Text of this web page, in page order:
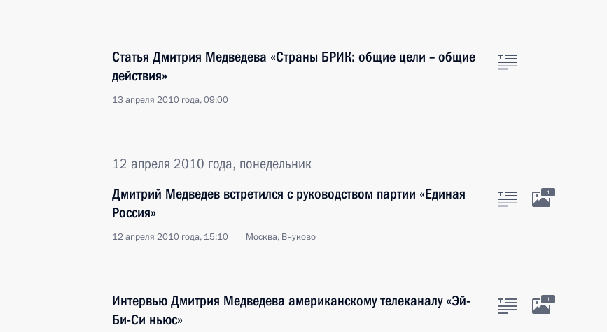
Статья Дмитрия Медведева «Страны БРИК: общие цели – общие
действия»
13 апреля 2010 года, 09:00
12 апреля 2010 года, понедельник
Дмитрий Медведев встретился с руководством партии «Единая
Россия»
12 апреля 2010 года, 15:10 Москва, Внуково
1
Интервью Дмитрия Медведева американскому телеканалу «Эй-
Би-Си ньюс»
1